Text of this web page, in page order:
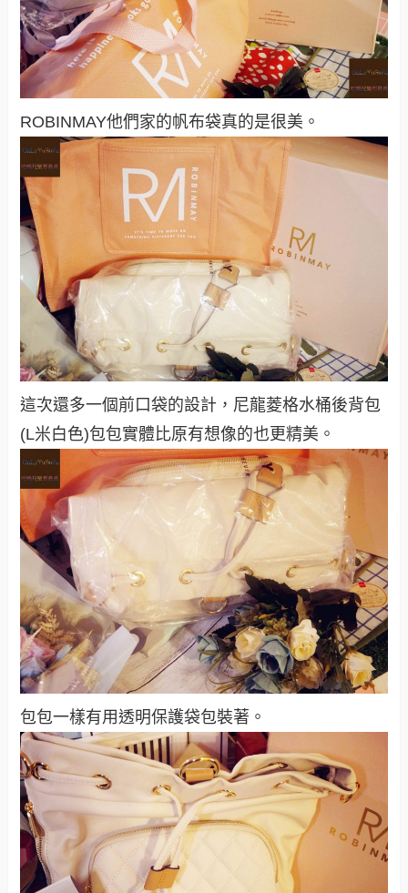
ROBINMAY他們家的帆布袋真的是很美。
這次還多一個前口袋的設計，尼龍菱格水桶後背包
(L米白色)包包實體比原有想像的也更精美。
包包一樣有用透明保護袋包裝著。